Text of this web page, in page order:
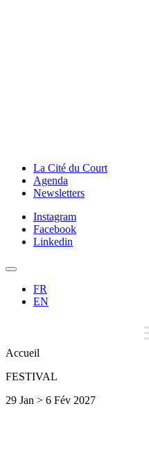
La Cité du Court
Agenda
Newsletters
Instagram
Facebook
Linkedin
FR
EN
Accueil
FESTIVAL
29 Jan > 6 Fév 2027